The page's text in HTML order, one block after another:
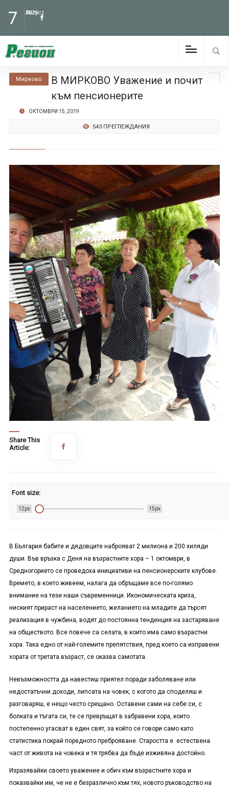
7 Август
2026
Мирково
В МИРКОВО Уважение и почит
към пенсионерите
ОКТОМВРИ 15, 2019
543 ПРЕГЛЕЖДАНИЯ
Share This
Article:
Font size:
12px 15px
В България бабите и дядовците наброяват 2 милиона и 200 хиляди
души. Във връзка с Деня на възрастните хора – 1 октомври, в
Средногорието се проведоха инициативи на пенсионерските клубове.
Времето, в което живеем, налага да обръщаме все по-голямо
внимание на тези наши съвременници. Икономическата криза,
ниският прираст на населението, желанието на младите да търсят
реализация в чужбина, водят до постоянна тенденция на застаряване
на обществото. Все повече са селата, в които има само възрастни
хора. Така едно от най-големите препятствия, пред което са изправени
хората от третата възраст, се оказва самотата.
Невъзможността да навестиш приятел поради заболяване или
недостатъчни доходи, липсата на човек, с когото да споделяш и
разговаряш, е нещо често срещано. Оставени сами на себе си, с
болката и тъгата си, те се превръщат в забравени хора, които
постепенно угасват в един свят, за който се говори само като
статистика покрай поредното преброяване. Старостта е естествена
част от живота на човека и тя трябва да бъде изживяна достойно.
Изразявайки своето уважение и обич към възрастните хора и
показвайки им, че не е безразлично към тях, новото ръководство на